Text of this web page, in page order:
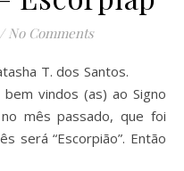
/ No Comments
bem vindos (as) ao Signo
mês passado, que foi
será “Escorpião”. Então